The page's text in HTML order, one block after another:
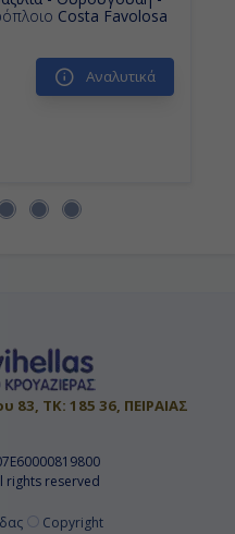
Costa Favolosa
Αναλυτικά
ΤΚ: 185 36, ΠΕΙΡΑΙΑΣ
rights reserved
Copyright